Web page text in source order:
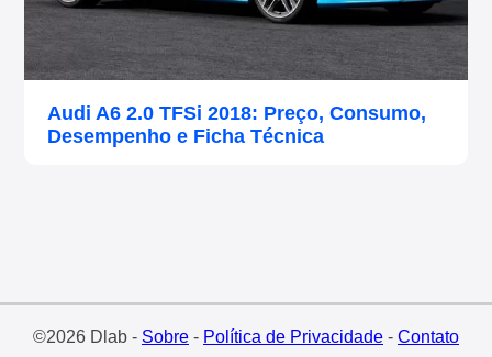
Audi A6 2.0 TFSi 2018: Preço, Consumo,
Desempenho e Ficha Técnica
©2026 Dlab - Sobre- Política de Privacidade- Contato